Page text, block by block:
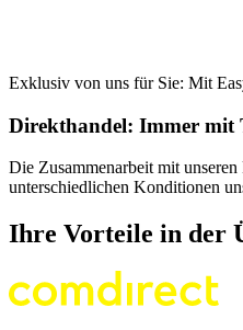
Exklusiv von uns für Sie: Mit
Direkthandel: Immer mit
Die Zusammenarbeit mit
unterschiedlichen Konditionen
Ihre Vorteile in der